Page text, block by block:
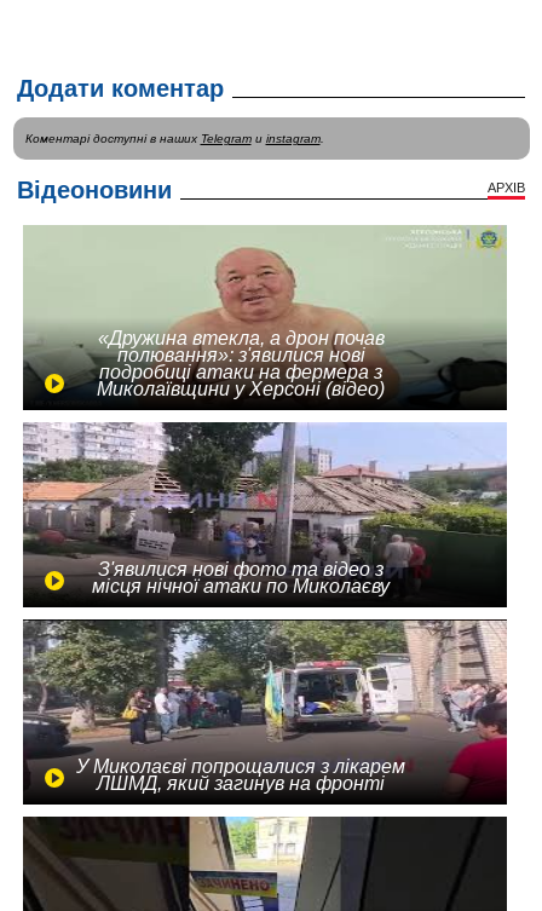
Додати коментар
Коментарі доступні в наших Telegramи instagram.
Відеоновини АРХІВ
«Дружина втекла, а дрон почав
полювання»: з'явилися нові
подробиці атаки на фермера з
Миколаївщини у Херсоні (відео)
З'явилися нові фото та відео з
місця нічної атаки по Миколаєву
У Миколаєві попрощалися з лікарем
ЛШМД, який загинув на фронті